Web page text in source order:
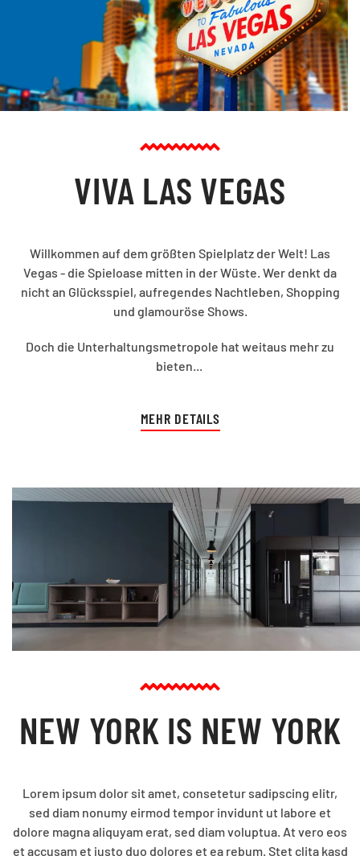
VIVA LAS VEGAS
Willkommen auf dem größten Spielplatz der Welt! Las
Vegas - die Spieloase mitten in der Wüste. Wer denkt da
nicht an Glücksspiel, aufregendes Nachtleben, Shopping
und glamouröse Shows.
Doch die Unterhaltungsmetropole hat weitaus mehr zu
bieten...
MEHR DETAILS
NEW YORK IS NEW YORK
Lorem ipsum dolor sit amet, consetetur sadipscing elitr,
sed diam nonumy eirmod tempor invidunt ut labore et
dolore magna aliquyam erat, sed diam voluptua. At vero eos
et accusam et justo duo dolores et ea rebum. Stet clita kasd